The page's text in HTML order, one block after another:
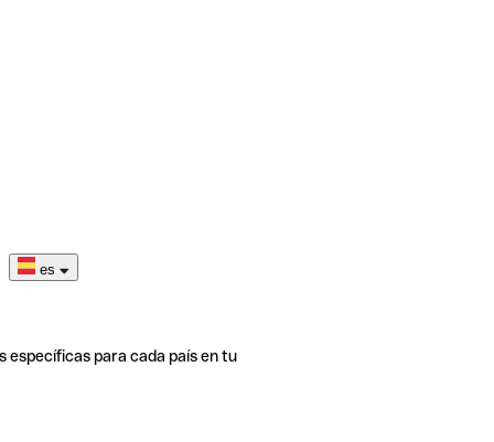
es
específicas para cada país en tu